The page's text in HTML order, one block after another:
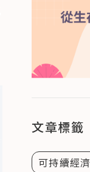
文章標籤
可持續經濟